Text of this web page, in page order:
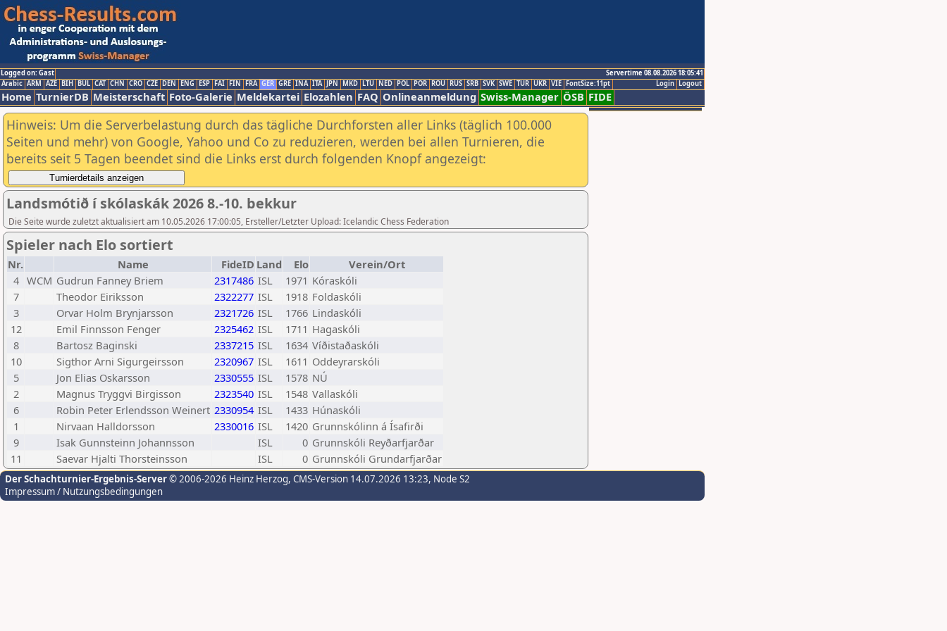
Logged on: Gast
Servertime 08.08.2026 18:05:41
Logout
Login
Arabic ARM AZE BIH BUL CAT CHN CRO CZE DEN ENG ESP FAI FIN FRA GER GRE INA ITA JPN MKD LTU NED POL POR ROU RUS SRB SVK SWE TUR UKR VIE FontSize:11pt
Home TurnierDB Meisterschaft Foto-Galerie Meldekartei Elozahlen FAQ Onlineanmeldung Swiss-Manager ÖSB FIDE
Hinweis: Um die Serverbelastung durch das tägliche Durchforsten aller Links (täglich 100.000
Seiten und mehr) von Google, Yahoo und Co zu reduzieren, werden bei allen Turnieren, die
bereits seit 5 Tagen beendet sind die Links erst durch folgenden Knopf angezeigt:
Landsmótið í skólaskák 2026 8.-10. bekkur
Die Seite wurde zuletzt aktualisiert am 10.05.2026 17:00:05, Ersteller/Letzter Upload: Icelandic Chess Federation
Spieler nach Elo sortiert
Nr. Name FideID Land Elo
Verein/Ort
4 WCM Gudrun Fanney Briem 2317486 ISL 1971 Kóraskóli
7
Theodor Eiriksson 2322277 ISL 1918 Foldaskóli
3
Orvar Holm Brynjarsson 2321726 ISL 1766 Lindaskóli
12
Emil Finnsson Fenger 2325462 ISL 1711 Hagaskóli
8
Bartosz Baginski 2337215 ISL 1634 Víðistaðaskóli
10
Sigthor Arni Sigurgeirsson 2320967 ISL 1611 Oddeyrarskóli
5
Jon Elias Oskarsson 2330555 ISL 1578 NÚ
2
Magnus Tryggvi Birgisson 2323540 ISL 1548 Vallaskóli
6
Robin Peter Erlendsson Weinert 2330954 ISL 1433 Húnaskóli
1
Nirvaan Halldorsson 2330016 ISL 1420 Grunnskólinn á Ísafirði
9
Isak Gunnsteinn Johannsson ISL 0 Grunnskóli Reyðarfjarðar
11
Saevar Hjalti Thorsteinsson ISL 0 Grunnskóli Grundarfjarðar
Der Schachturnier-Ergebnis-Server© 2006-2026 Heinz Herzog, CMS-Version 14.07.2026 13:23, Node S2
Impressum / Nutzungsbedingungen